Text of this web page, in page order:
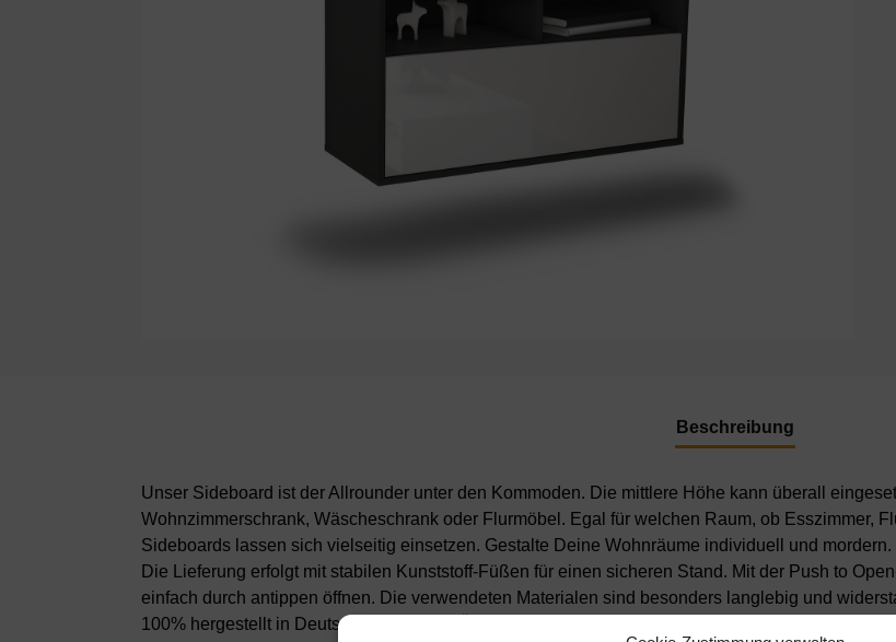
Beschreibung
Unser Sideboard ist der Allrounder unter den Kommoden. Die mittlere Höhe kann überall
Wohnzimmerschrank, Wäscheschrank oder Flurmöbel. Egal für welchen Raum, ob Esszimmer,
Sideboards lassen sich vielseitig einsetzen. Gestalte Deine Wohnräume individuell und mordern.
Die Lieferung erfolgt mit stabilen Kunststoff-Füßen für einen sicheren Stand. Mit der Push to
einfach durch antippen öffnen. Die verwendeten Materialen sind besonders langlebig und
100% hergestellt in Deutschland und mit Ökostrom produziert. Der Holzschrank überzeugt